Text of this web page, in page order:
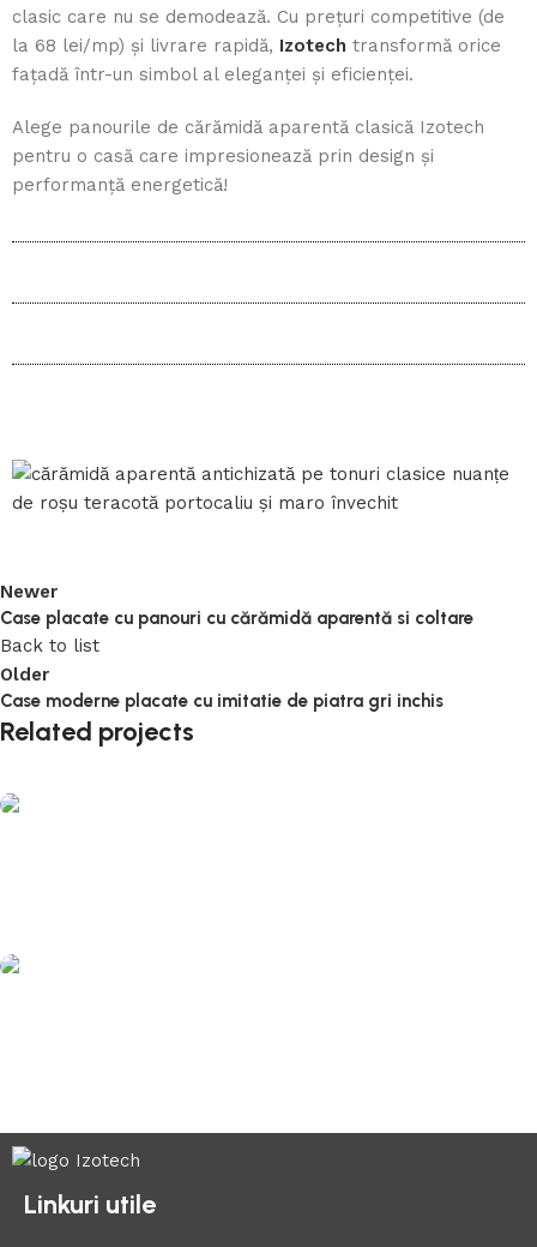
clasic care nu se demodează. Cu prețuri competitive (de
la 68 lei/mp) și livrare rapidă, Izotech transformă orice
fațadă într-un simbol al eleganței și eficienței.
Alege panourile de cărămidă aparentă clasică Izotech
pentru o casă care impresionează prin design și
performanță energetică!
Newer
Case placate cu panouri cu cărămidă aparentă si coltare
Back to list
Older
Case moderne placate cu imitatie de piatra gri inchis
Related projects
Linkuri utile